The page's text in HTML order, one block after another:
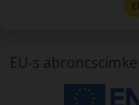
EU-s abroncscímke